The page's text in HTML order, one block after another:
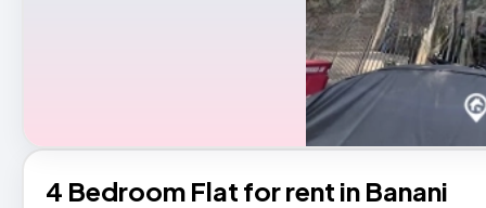
4 Bedroom Flat for rent in Banani
Check the details carefully,
descriptions, photos, and contact
anything seems unclear, request
images from the advertiser.